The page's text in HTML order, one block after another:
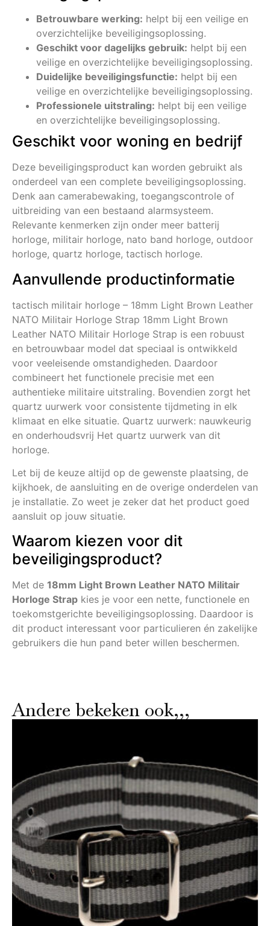
Betrouwbare werking: helpt bij een veilige en
overzichtelijke beveiligingsoplossing.
Geschikt voor dagelijks gebruik: helpt bij een
veilige en overzichtelijke beveiligingsoplossing.
Duidelijke beveiligingsfunctie: helpt bij een
veilige en overzichtelijke beveiligingsoplossing.
Professionele uitstraling: helpt bij een veilige
en overzichtelijke beveiligingsoplossing.
Geschikt voor woning en bedrijf
Deze beveiligingsproduct kan worden gebruikt als
onderdeel van een complete beveiligingsoplossing.
Denk aan camerabewaking, toegangscontrole of
uitbreiding van een bestaand alarmsysteem.
Relevante kenmerken zijn onder meer batterij
horloge, militair horloge, nato band horloge, outdoor
horloge, quartz horloge, tactisch horloge.
Aanvullende productinformatie
tactisch militair horloge – 18mm Light Brown Leather
NATO Militair Horloge Strap 18mm Light Brown
Leather NATO Militair Horloge Strap is een robuust
en betrouwbaar model dat speciaal is ontwikkeld
voor veeleisende omstandigheden. Daardoor
combineert het functionele precisie met een
authentieke militaire uitstraling. Bovendien zorgt het
quartz uurwerk voor consistente tijdmeting in elk
klimaat en elke situatie. Quartz uurwerk: nauwkeurig
en onderhoudsvrij Het quartz uurwerk van dit
horloge.
Let bij de keuze altijd op de gewenste plaatsing, de
kijkhoek, de aansluiting en de overige onderdelen van
je installatie. Zo weet je zeker dat het product goed
aansluit op jouw situatie.
Waarom kiezen voor dit
beveiligingsproduct?
Met de 18mm Light Brown Leather NATO Militair
Horloge Strap kies je voor een nette, functionele en
toekomstgerichte beveiligingsoplossing. Daardoor is
dit product interessant voor particulieren én zakelijke
gebruikers die hun pand beter willen beschermen.
Andere bekeken ook,,,